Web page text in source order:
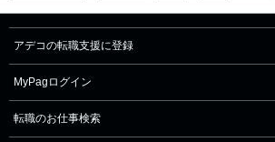
アデコの転職支援に登録
MyPagログイン
転職のお仕事検索